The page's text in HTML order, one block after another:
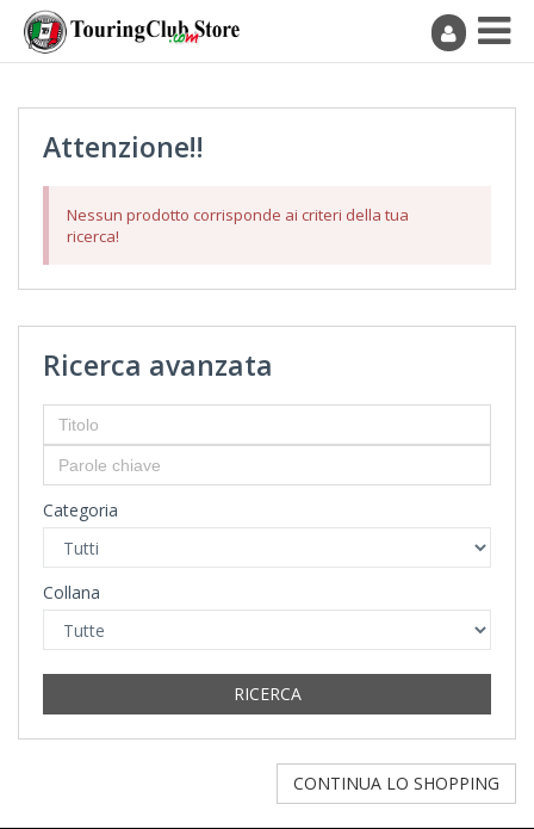
Attenzione!!
Nessun prodotto corrisponde ai criteri della tua
ricerca!
Ricerca avanzata
Categoria
Collana
RICERCA
CONTINUA LO SHOPPING